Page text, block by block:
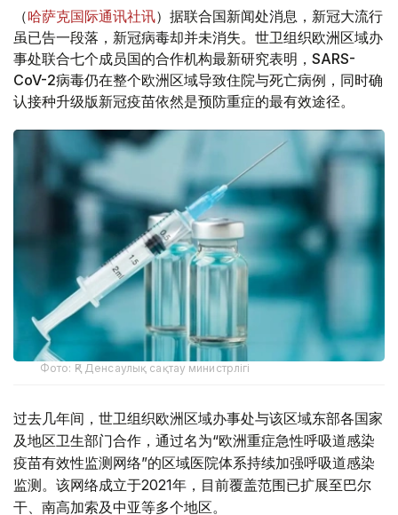
（哈萨克国际通讯社讯）据联合国新闻处消息，新冠大流行
虽已告一段落，新冠病毒却并未消失。世卫组织欧洲区域办
事处联合七个成员国的合作机构最新研究表明，SARS-
CoV-2病毒仍在整个欧洲区域导致住院与死亡病例，同时确
认接种升级版新冠疫苗依然是预防重症的最有效途径。
Фото: ҚР Денсаулық сақтау министрлігі
过去几年间，世卫组织欧洲区域办事处与该区域东部各国家
及地区卫生部门合作，通过名为“欧洲重症急性呼吸道感染
疫苗有效性监测网络”的区域医院体系持续加强呼吸道感染
监测。该网络成立于2021年，目前覆盖范围已扩展至巴尔
干、南高加索及中亚等多个地区。